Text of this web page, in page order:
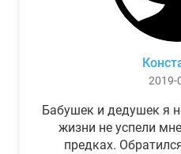
2019-
Бабушек и дедушек я
жизни не успели
предках.